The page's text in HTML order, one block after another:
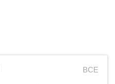
ВСЕ